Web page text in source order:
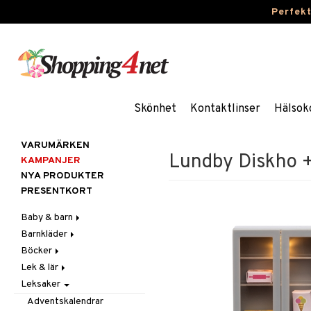
Skönhet Kontaktlinser
Lundby Diskho
VARUMÄRKEN
KAMPANJER
NYA PRODUKTER
PRESENTKORT
Baby & barn
Accessoarer
För håret
Hattar & Mössor
Övrigt
Plånböcker
Aktivitet
Babygym
Babysitters
Bit & Skallra
Äta
Barnservis
Haklappar
Badrockar & Handdukar
Barnvagnstillbehör
Barnkläder
Accessoarer
Kepsar & Solhattar
Badkläder & UV-kläder
Klänningar
Nederdelar
Böcker
Dagböcker
Läs & Lär
Målarböcker
Lek & lär
Experiment
Inlärningsspel
Leksaker
Adventskalendrar